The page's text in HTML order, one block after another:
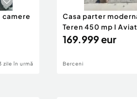
camere
zile în urmă
Casa parter
Teren 450 mp I
169.999 eur
Berceni